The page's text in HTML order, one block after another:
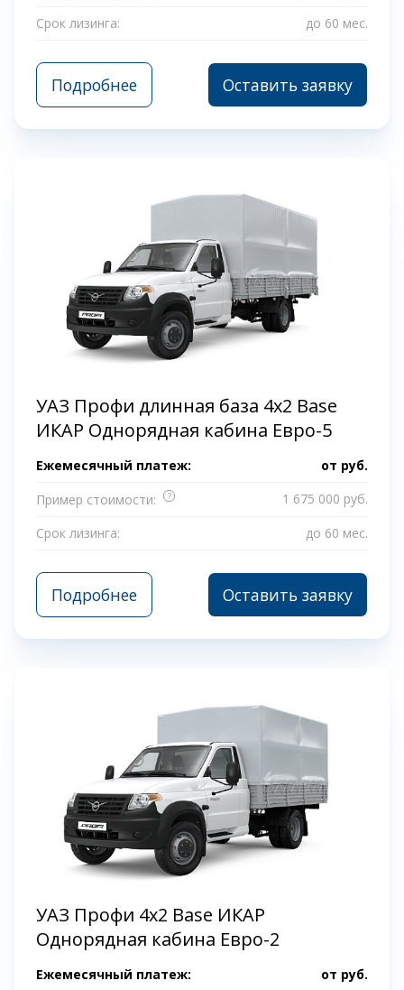
Срок лизинга:
до 60 мес.
Подробнее Оставить заявку
УАЗ Профи длинная база 4x2 Base
ИКАР Однорядная кабина Евро-5
Ежемесячный платеж: от руб.
Пример стоимости:
?
1 675 000 руб.
Срок лизинга:
до 60 мес.
Подробнее Оставить заявку
УАЗ Профи 4x2 Base ИКАР
Однорядная кабина Евро-2
Ежемесячный платеж: от руб.